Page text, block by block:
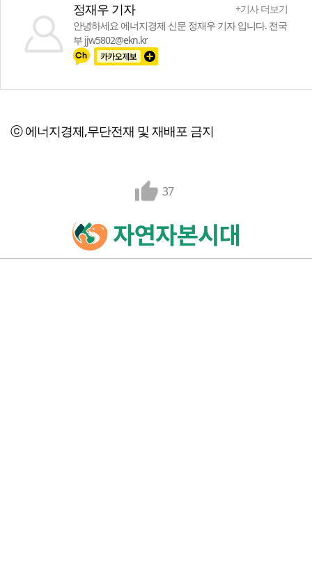
정재우 기자
+기사 더보기
안녕하세요 에너지경제 신문 정재우 기자 입니다. 전국
부 jjw5802@ekn.kr
ⓒ 에너지경제,무단전재 및 재배포 금지
37